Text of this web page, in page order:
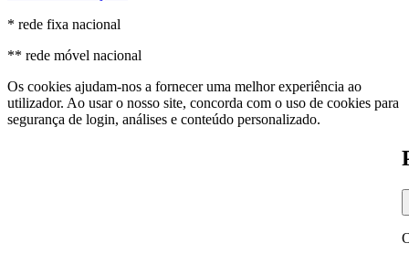
* rede fixa nacional
** rede móvel nacional
Os cookies ajudam-nos a fornecer uma melhor experiência ao
utilizador. Ao usar o nosso site, concorda com o uso de cookies para
segurança de login, análises e conteúdo personalizado.